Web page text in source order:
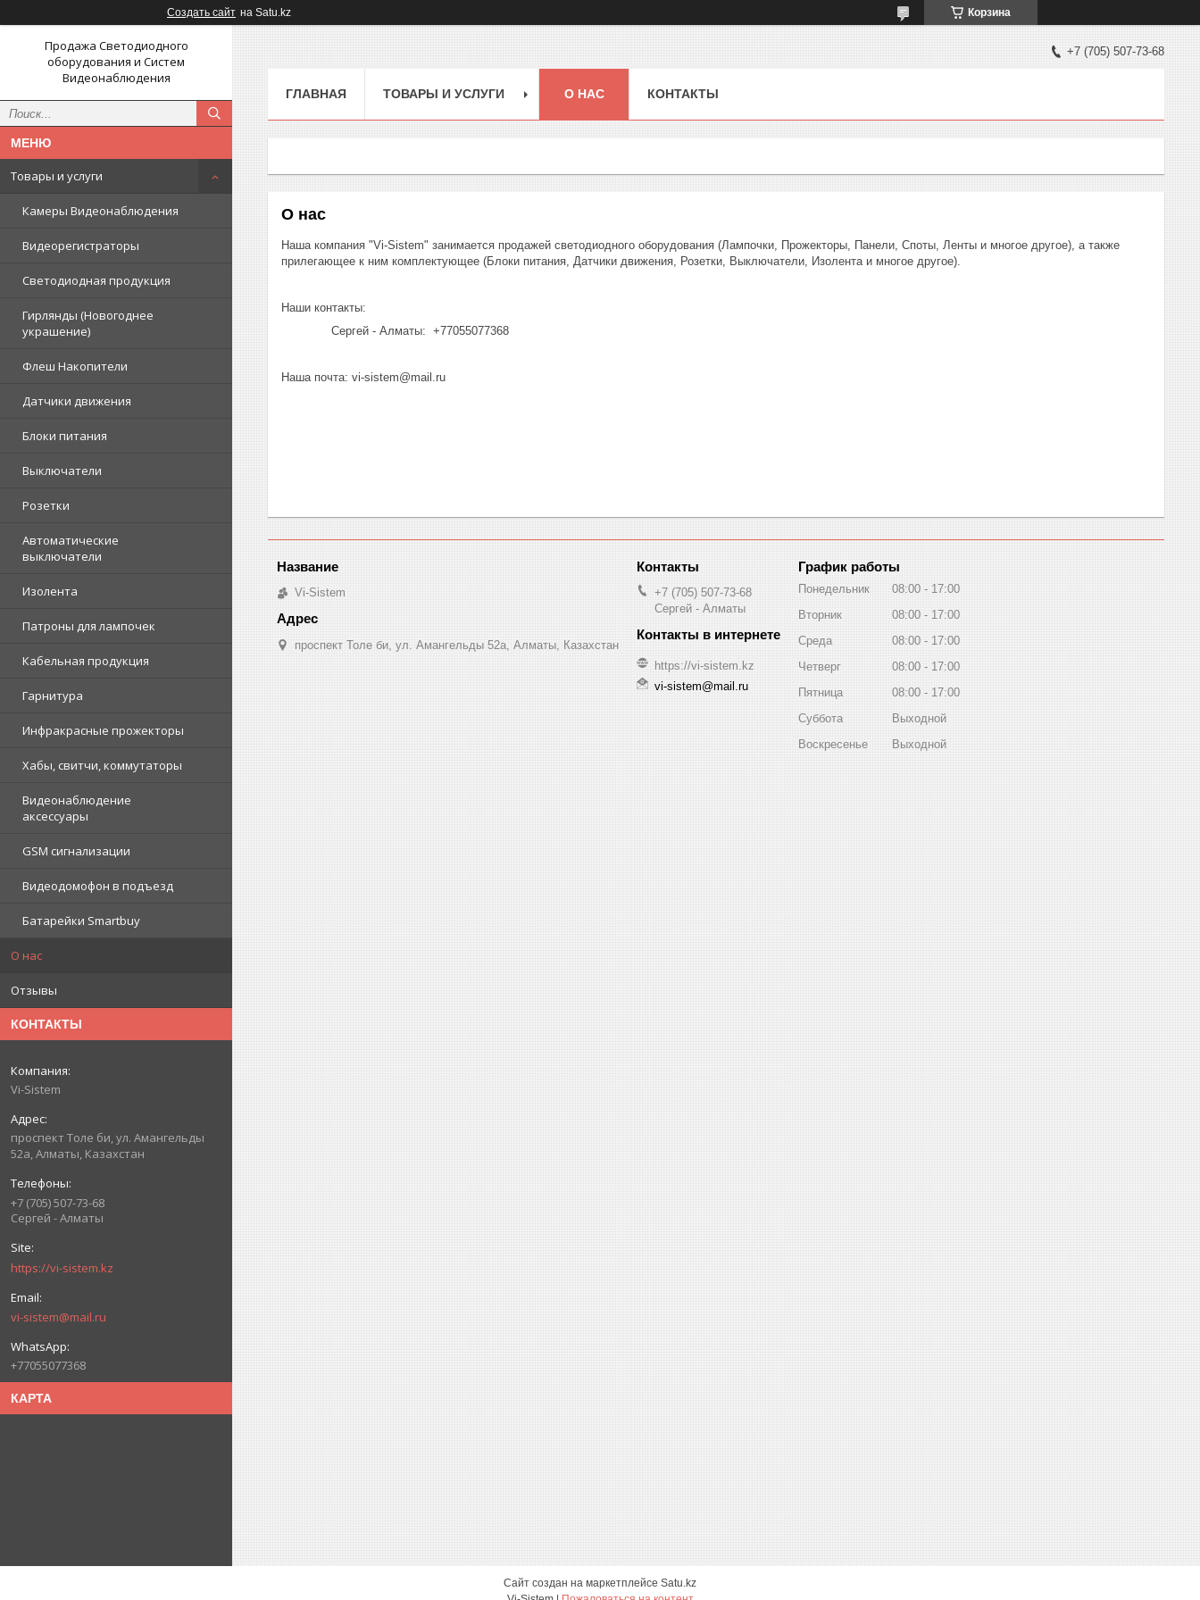
Создать сайт на Satu.kz Корзина
Продажа Светодиодного
оборудования и Систем
Видеонаблюдения
Товары и услуги
Камеры Видеонаблюдения
Видеорегистраторы
Светодиодная продукция
Гирлянды (Новогоднее
украшение)
Флеш Накопители
Датчики движения
Блоки питания
Выключатели
Розетки
Автоматические
выключатели
Изолента
Патроны для лампочек
Кабельная продукция
Гарнитура
Инфракрасные прожекторы
Хабы, свитчи, коммутаторы
Видеонаблюдение
аксессуары
GSM сигнализации
Видеодомофон в подъезд
Батарейки Smartbuy
О нас
Отзывы
КОНТАКТЫ
Vi-Sistem
проспект Толе би, ул. Амангельды
52а, Алматы, Казахстан
+7 (705) 507-73-68
Сергей - Алматы
https://vi-sistem.kz
vi-sistem@mail.ru
+77055077368
КАРТА
+7 (705) 507-73-68
ГЛАВНАЯ ТОВАРЫ И УСЛУГИ О НАС КОНТАКТЫ
О нас
Наша компания "Vi-Sistem" занимается продажей светодиодного оборудования (Лампочки, Прожекторы, Панели, Споты, Ленты и многое другое), а также
прилегающее к ним комплектующее (Блоки питания, Датчики движения, Розетки, Выключатели, Изолента и многое другое).
Наши контакты:
Сергей - Алматы: +77055077368
Наша почта: vi-sistem@mail.ru
Vi-Sistem
проспект Толе би, ул. Амангельды 52а, Алматы, Казахстан
+7 (705) 507-73-68
Сергей - Алматы
https://vi-sistem.kz
vi-sistem@mail.ru
График работы
Понедельник 08:00
17:00
Вторник
08:00
17:00
Среда
08:00
17:00
Четверг
08:00
17:00
Пятница
08:00
17:00
Суббота
Выходной
Воскресенье
Выходной
Сайт создан на маркетплейсе Satu.kz